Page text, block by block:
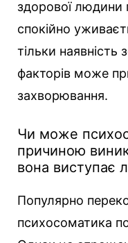
здорової людини
спокійно
тільки наявність
факторів може
захворювання.
Чи може
причиною
вона виступає
Популярно
психосоматика